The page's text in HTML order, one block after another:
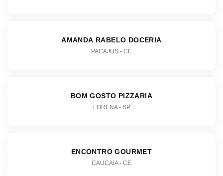
AMANDA RABELO DOCERIA
PACAJUS - CE
BOM GOSTO PIZZARIA
LORENA - SP
ENCONTRO GOURMET
CAUCAIA - CE